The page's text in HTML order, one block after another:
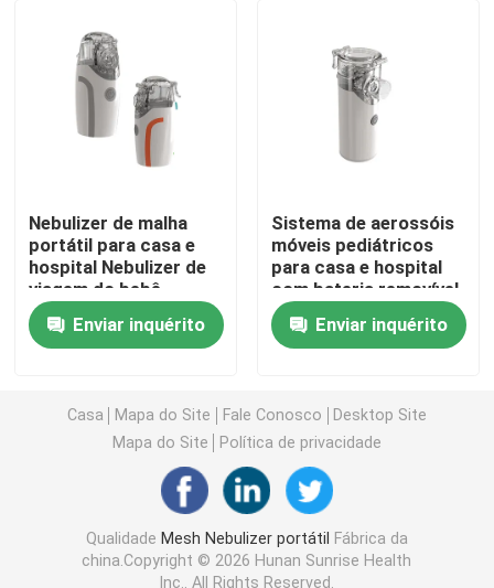
Mesh Nebulizer Machine
Asma Mesh Nebulizer
nebulizador de malha médica
Nebulizer de vibração da malha
Máquina adulta do Nebulizer
Máquina do inalador da tosse
Máquina do inalador do Nebulizer
Nebulizer de malha
portátil para casa e
hospital Nebulizer de
viagem do bebê
Enviar inquérito
Sistema de aerossóis
móveis pediátricos
para casa e hospital
com bateria removível
Enviar inquérito
Casa Mapa do Site Fale Conosco
Desktop Site
Mapa do Site
Política de privacidade
Qualidade Mesh Nebulizer portátil
Fábrica da
china.Copyright © 2026 Hunan Sunrise Health
Inc.. All Rights Reserved.